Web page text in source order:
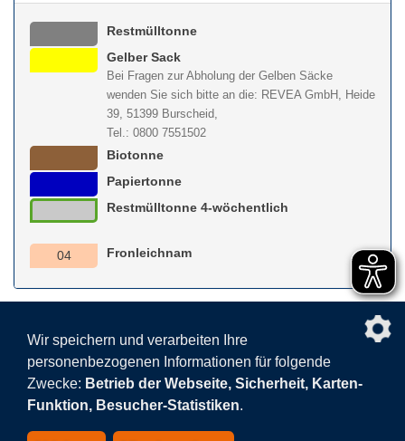
Restmülltonne
Gelber Sack
Bei Fragen zur Abholung der Gelben Säcke
wenden Sie sich bitte an die: REVEA GmbH, Heide
39, 51399 Burscheid,
Tel.: 0800 7551502
Biotonne
Papiertonne
Restmülltonne 4-wöchentlich
04 Fronleichnam
nach
Impressum
Wir speichern und verarbeiten Ihre
personenbezogenen Informationen für folgende
Zwecke: Betrieb der Webseite, Sicherheit, Karten-
Funktion, Besucher-Statistiken.